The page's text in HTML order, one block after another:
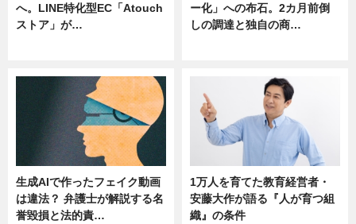
へ。LINE特化型EC「Atouch
ストア」が…
ー化」への布石。2カ月前倒
しの調達と独自の商…
生成AIで作ったフェイク動画
は違法？ 弁護士が解説する名
誉毀損と法的責…
1万人を育てた教育経営者・
安藤大作が語る『人が育つ組
織』の条件